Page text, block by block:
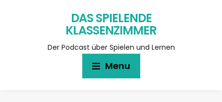
DAS SPIELENDE
KLASSENZIMMER
Der Podcast über Spielen und Lernen
Menu